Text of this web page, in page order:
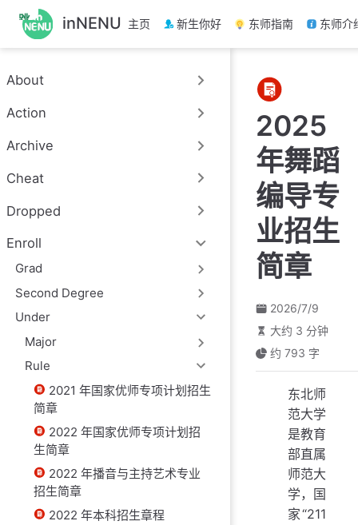
跳
至
主
內
inNENU 主页 新生你好 东师指南 东师介
About
Action
Archive
Cheat
Dropped
Enroll
Grad
Second Degree
Under
Major
Rule
2021 年国家优师专项计划招生
简章
2022 年国家优师专项计划招
生简章
2022 年播音与主持艺术专业
招生简章
2022 年本科招生章程
2025
年舞蹈
编导专
业招生
简章
2026/7/9
大约 3 分钟
约 793 字
东北师
范大学
是教育
部直属
师范大
学，国
家“211